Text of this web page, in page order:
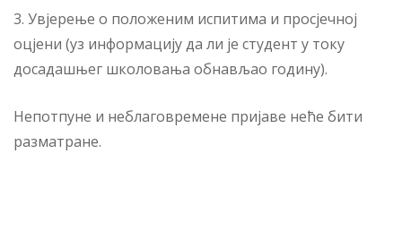
3. Увјерење о положеним испитима и просјечној
оцјени (уз информацију да ли је студент у току
досадашњег школовања обнављао годину).
Непотпуне и неблаговремене пријаве неће бити
разматране.